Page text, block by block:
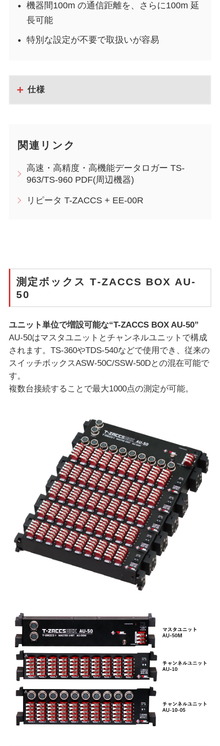
機器間100m の通信距離を、さらに100m 延
長可能
特別な設定が不要で取扱いが容易
仕様
関連リンク
高速・高精度・高機能データロガー TS-
963/TS-960 PDF(周辺機器)
リピータ T-ZACCS + EE-00R
測定ボックス T-ZACCS BOX AU-
50
ユニット単位で増設可能な“T-ZACCS BOX AU-50”
AU-50はマスタユニットとチャンネルユニットで構成
されます。TS-360やTDS-540などで使用でき、従来の
スイッチボックスASW-50C/SSW-50Dとの混在可能で
す。
複数台接続することで最大1000点の測定が可能。